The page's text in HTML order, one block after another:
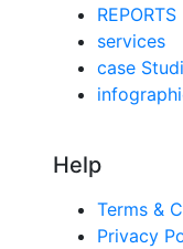
REPORTS
services
case
Help
Terms &
Privacy